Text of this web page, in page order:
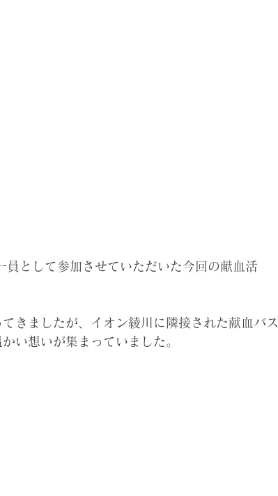
として参加させていただいた今回の献血活
きましたが、イオン綾川に隣接された献血バス
い想いが集まっていました。